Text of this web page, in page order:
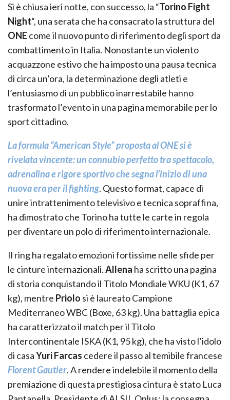
Si è chiusa ieri notte, con successo, la “Torino Fight
Night“, una serata che ha consacrato la struttura del
ONE come il nuovo punto di riferimento degli sport da
combattimento in Italia. Nonostante un violento
acquazzone estivo che ha imposto una pausa tecnica
di circa un’ora, la determinazione degli atleti e
l’entusiasmo di un pubblico inarrestabile hanno
trasformato l’evento in una pagina memorabile per lo
sport cittadino.
La formula “American Style” proposta al ONE si è
rivelata vincente: un connubio perfetto tra spettacolo,
adrenalina e rigore sportivo che segna l’inizio di una
nuova era per il fighting. Questo format, capace di
unire intrattenimento televisivo e tecnica sopraffina,
ha dimostrato che Torino ha tutte le carte in regola
per diventare un polo di riferimento internazionale.
Il ring ha regalato emozioni fortissime nelle sfide per
le cinture internazionali.Allena ha scritto una pagina
di storia conquistando il Titolo Mondiale WKU (K1, 67
kg), mentre Priolo si è laureato Campione
Mediterraneo WBC (Boxe, 63 kg). Una battaglia epica
ha caratterizzato il match per il Titolo
Intercontinentale ISKA (K1, 95 kg), che ha visto l’idolo
di casaYuri Farcas cedere il passo al temibile francese
Florent Gautier. A rendere indelebile il momento della
premiazione di questa prestigiosa cintura è stato Luca